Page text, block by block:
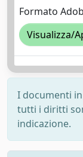
Formato
Visualizza/
I documenti
tutti i diritti
indicazione.